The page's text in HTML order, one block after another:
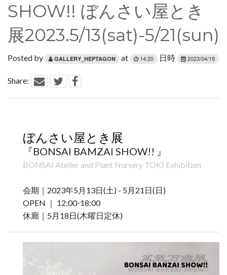
Daily movement
Access
Contact
SHOW!! ぼんさい屋とき
展2023.5/13(sat)-5/21(sun)
Posted by GALLERY_HEPTAGON at 14:20 日時 2023/04/19
Share:
ぼんさい屋とき展
『BONSAI BAMZAI SHOW!! 』
BONSAI Atelier and Plant Nursery TOKI Exhibition
会期｜2023年5月13日(土) - 5月21日(日)
OPEN ｜ 12:00-18:00
休廊｜5月18日(木曜日定休)